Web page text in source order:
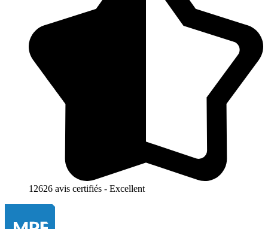
12626 avis certifiés - Excellent